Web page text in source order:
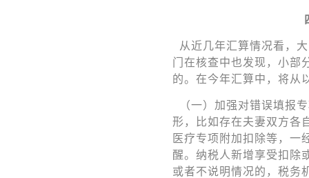
从近几年汇算情况看，
门在核查中也发现，小部
的。在今年汇算中，将从
（一）加强对错误填报
形，比如存在夫妻双方各
医疗专项附加扣除等，一
醒。纳税人新增享受扣除
或者不说明情况的，税务